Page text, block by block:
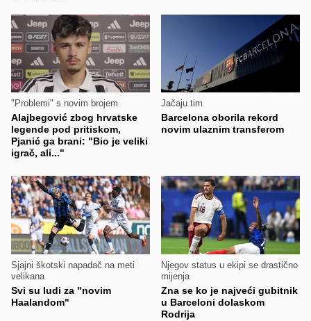
"Problemi" s novim brojem
Alajbegović zbog hrvatske
legende pod pritiskom,
Pjanić ga brani: "Bio je veliki
igrač, ali..."
Jačaju tim
Barcelona oborila rekord
novim ulaznim transferom
Sjajni škotski napadač na meti
velikana
Svi su ludi za "novim
Haalandom"
Njegov status u ekipi se drastično
mijenja
Zna se ko je najveći gubitnik
u Barceloni dolaskom
Rodrija